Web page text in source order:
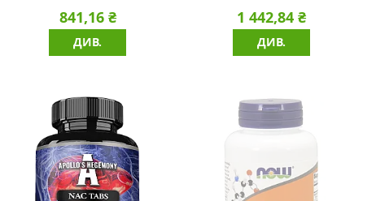
841,16 ₴
ДИВ.
1 442,84 ₴
ДИВ.